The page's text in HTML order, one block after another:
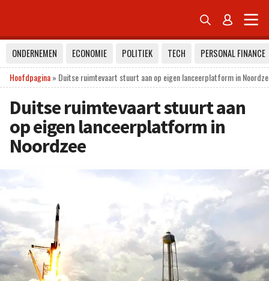
 
ONDERNEMEN ECONOMIE POLITIEK TECH
PERSONAL FINANCE
Hoofdpagina» Duitse ruimtevaart stuurt aan op eigen lanceerplatform in
Duitse ruimtevaart stuurt aan
op eigen lanceerplatform in
Noordzee